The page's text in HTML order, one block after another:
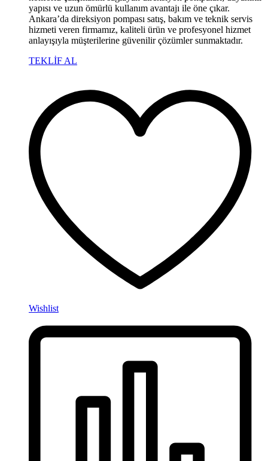
yapısı ve uzun ömürlü kullanım avantajı ile öne çıkar.
Ankara’da direksiyon pompası satış, bakım ve teknik servis
hizmeti veren firmamız, kaliteli ürün ve profesyonel hizmet
anlayışıyla müşterilerine güvenilir çözümler sunmaktadır.
TEKLİF AL
Wishlist